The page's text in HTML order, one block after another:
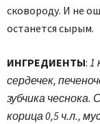
сковороду. И не
останется сырым.
ИНГРЕДИЕНТЫ: 1
сердечек,
зубчика чеснока.
корица 0,5 ч.л.,